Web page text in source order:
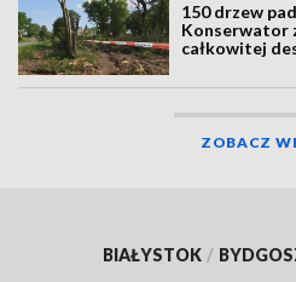
150 drzew
Konserwator
całkowitej
ZOBACZ
BIAŁYSTOK /